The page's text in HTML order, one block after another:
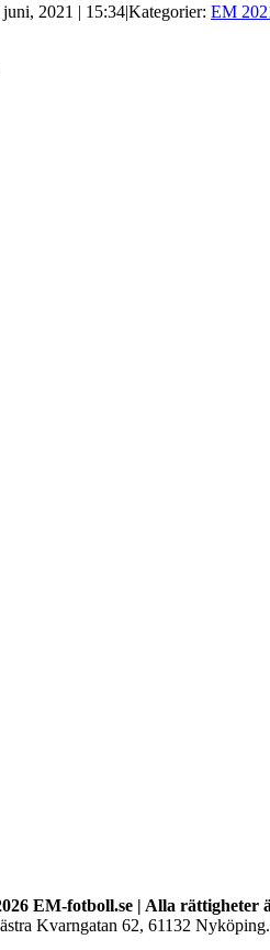
juni, 2021 | 15:34|Kategorier: EM
EM-fotboll.se | Alla rättigheter
Kvarngatan 62, 61132